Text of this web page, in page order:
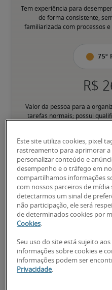
Tem experiência para
de forma consistente,
familiarizada com processos e
75º
Valor da pessoa para a
tarefas normais; possui
Salários
Este site utiliza cookies, pixel
rastreamento para aprimorar
personalizar conteúdo e
desempenho e o tráfego em
compartilhamos informações
com nossos parceiros de mídia
detectarmos um sinal de
não participação, ele será
de determinados cookies por
Cookies.
Seu uso do site está sujeito aos
informações sobre cookies e
informações podem ser
Privacidade.